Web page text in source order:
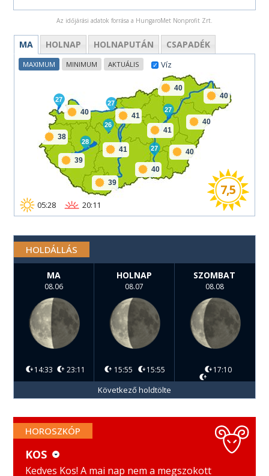
Az időjárási adatok forrása a HungaroMet Nonprofit Zrt.
MA HOLNAP HOLNAPUTÁN CSAPADÉK
40
38
39
41
39
40
41
41
40
40
40
40
27
28
26
27
27
27
05:28 20:11
7,5
Víz
MAXIMUM MINIMUM AKTUÁLIS
HOLDÁLLÁS
MA
08.06
14:33 23:11
HOLNAP
08.07
15:55 15:55
SZOMBAT
08.08
17:10
Következő holdtölte
HOROSZKÓP
KOS
KOS
Kedves Kos! A mai nap nem a megszokott